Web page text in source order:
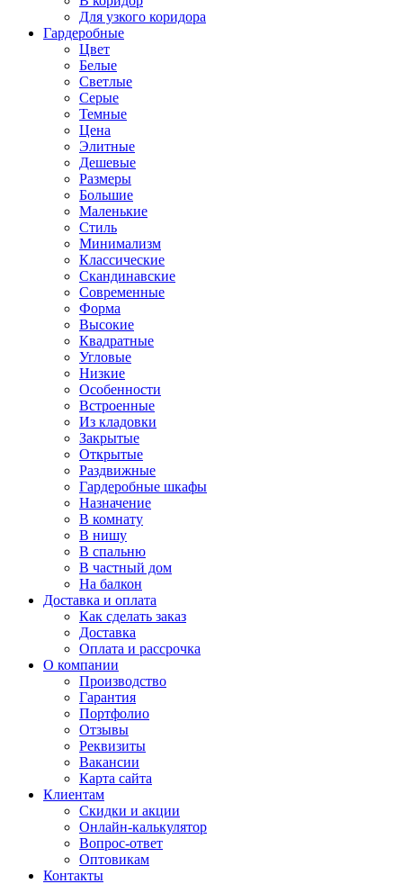
Для узкого коридора
Гардеробные
Цвет
Белые
Светлые
Серые
Темные
Цена
Элитные
Дешевые
Размеры
Большие
Маленькие
Стиль
Минимализм
Классические
Скандинавские
Современные
Форма
Высокие
Квадратные
Угловые
Низкие
Особенности
Встроенные
Из кладовки
Закрытые
Открытые
Раздвижные
Гардеробные шкафы
Назначение
В комнату
В нишу
В спальню
В частный дом
На балкон
Доставка и оплата
Как сделать заказ
Доставка
Оплата и рассрочка
О компании
Производство
Гарантия
Портфолио
Отзывы
Реквизиты
Вакансии
Карта сайта
Клиентам
Скидки и акции
Онлайн-калькулятор
Вопрос-ответ
Оптовикам
Контакты